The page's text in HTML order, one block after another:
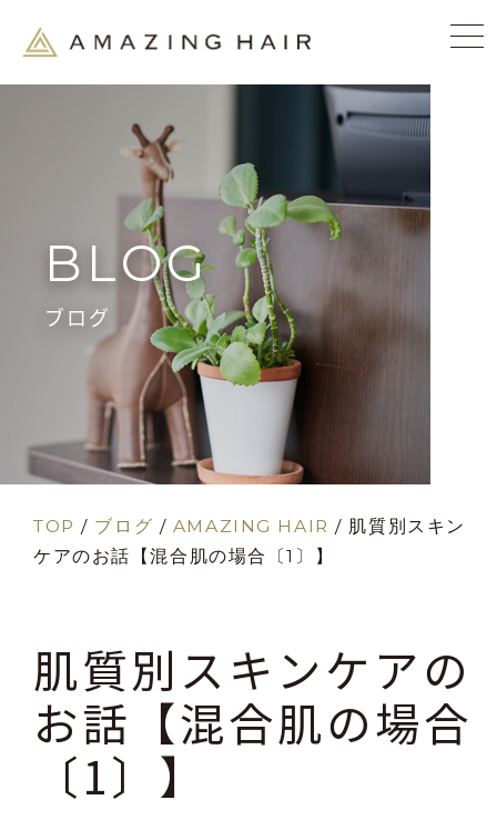
BLOG
ブログ
TOP / ブログ / AMAZING HAIR / 肌質別スキン
ケアのお話【混合肌の場合〔1〕】
肌質別スキンケアの
お話【混合肌の場合
〔1〕】